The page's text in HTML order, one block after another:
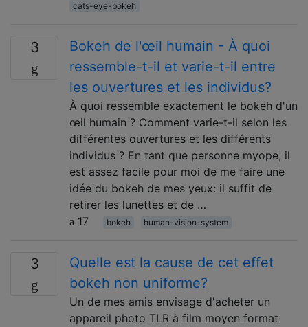
cats-eye-bokeh
3
Bokeh de l'œil humain - À quoi
ressemble-t-il et varie-t-il entre
les ouvertures et les individus?
À quoi ressemble exactement le bokeh d'un
œil humain ? Comment varie-t-il selon les
différentes ouvertures et les différents
individus ? En tant que personne myope, il
est assez facile pour moi de me faire une
idée du bokeh de mes yeux: il suffit de
retirer les lunettes et de …
17
bokeh human-vision-system
3
Quelle est la cause de cet effet
bokeh non uniforme?
Un de mes amis envisage d'acheter un
appareil photo TLR à film moyen format